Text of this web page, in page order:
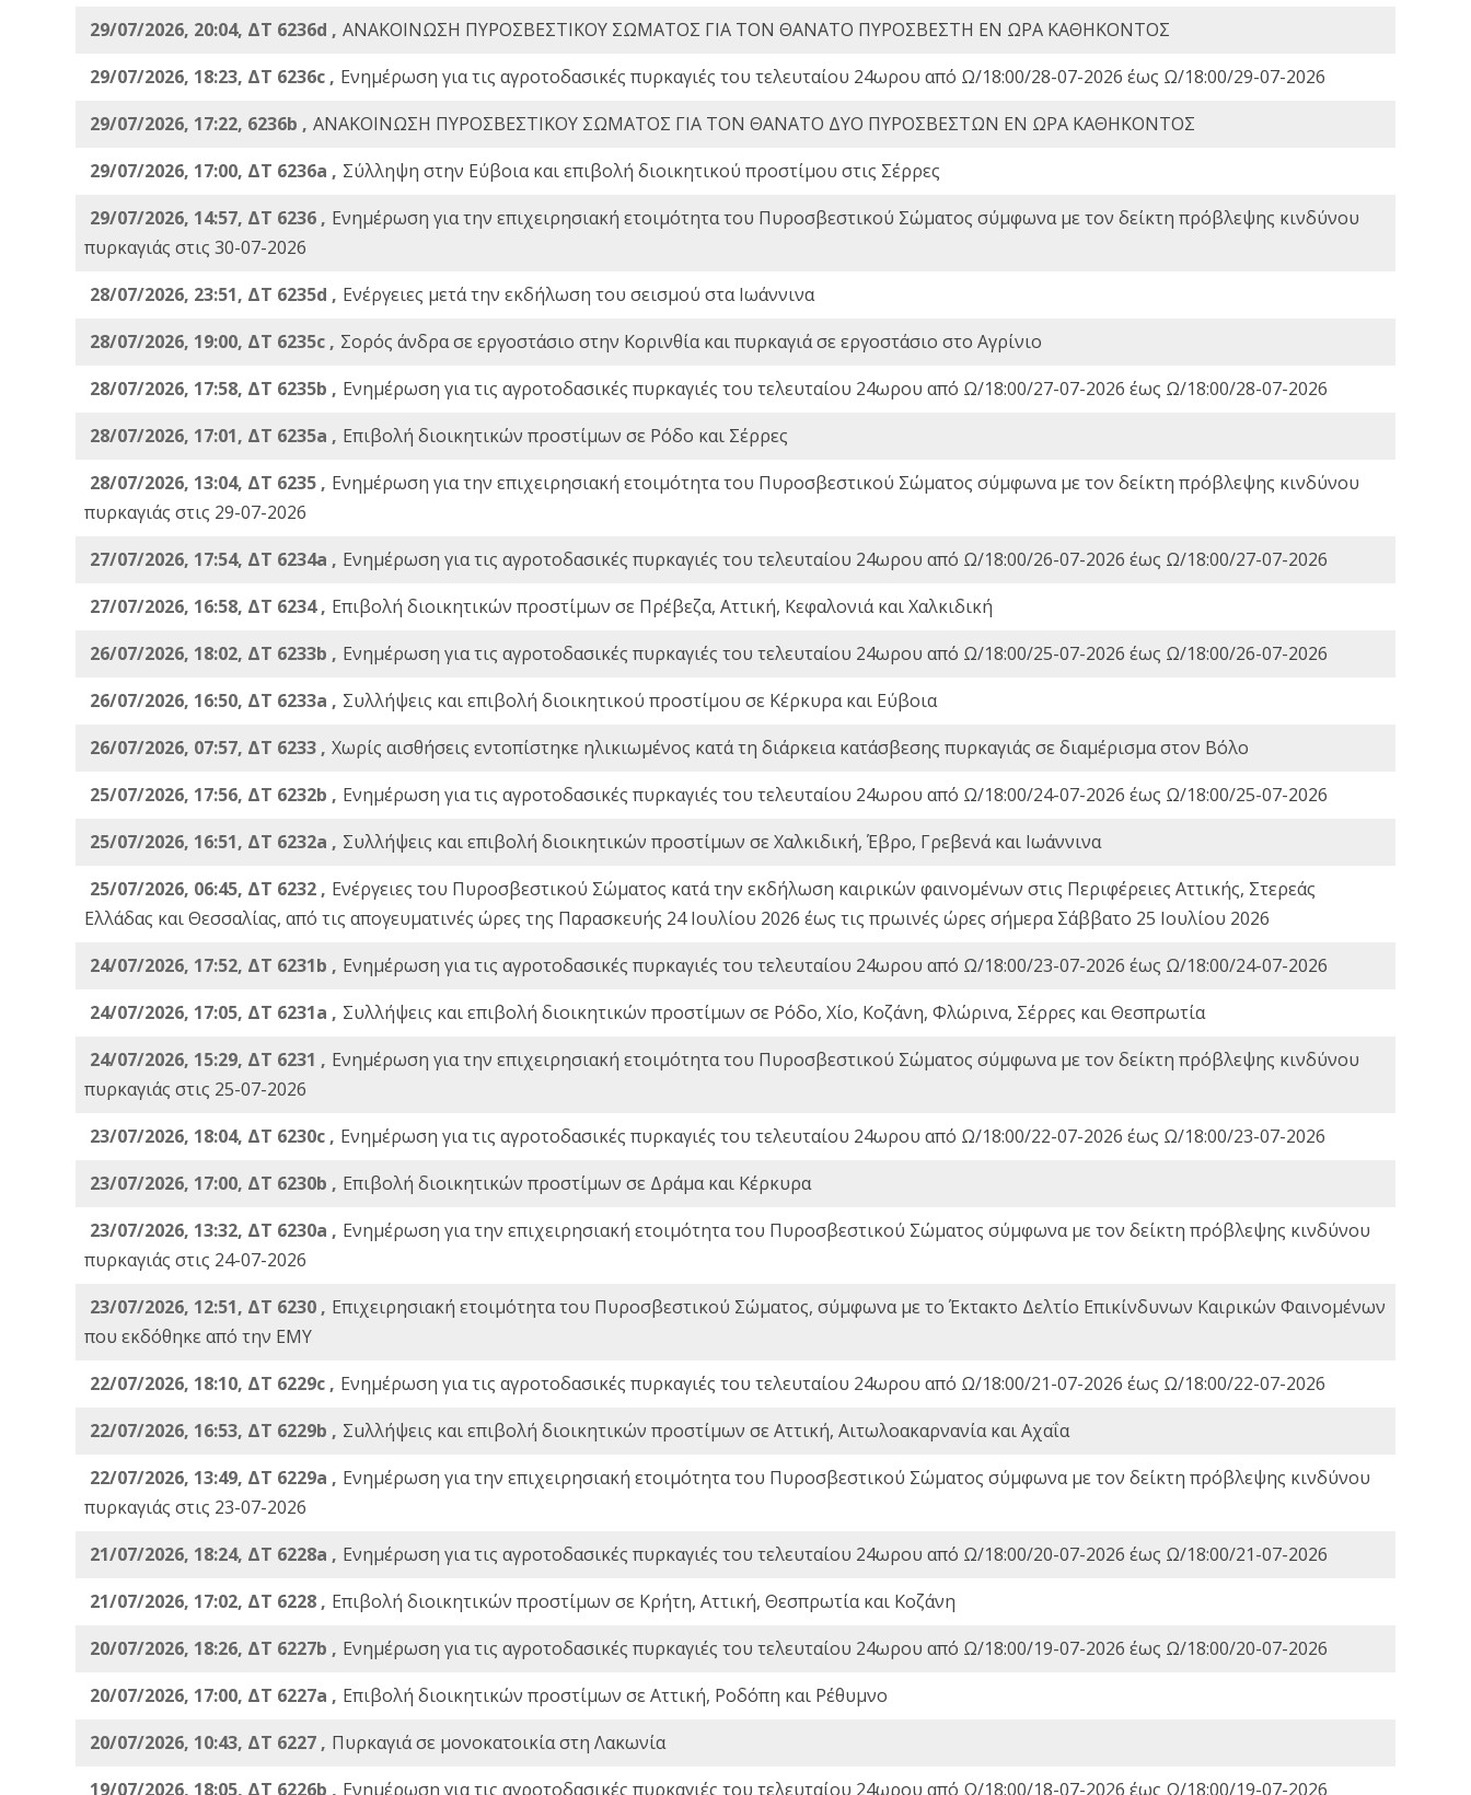
29/07/2026, 20:04, ΔΤ 6236d , ΑΝΑΚΟΙΝΩΣΗ ΠΥΡΟΣΒΕΣΤΙΚΟΥ ΣΩΜΑΤΟΣ ΓΙΑ ΤΟΝ ΘΑΝΑΤΟ ΠΥΡΟΣΒΕΣΤΗ ΕΝ ΩΡΑ ΚΑΘΗΚΟΝΤΟΣ
29/07/2026, 18:23, ΔΤ 6236c , Ενημέρωση για τις αγροτοδασικές πυρκαγιές του τελευταίου 24ωρου από Ω/18:00/28-07-2026 έως Ω/18:00/29-07-2026
29/07/2026, 17:22, 6236b , ΑΝΑΚΟΙΝΩΣΗ ΠΥΡΟΣΒΕΣΤΙΚΟΥ ΣΩΜΑΤΟΣ ΓΙΑ ΤΟΝ ΘΑΝΑΤΟ ΔΥΟ ΠΥΡΟΣΒΕΣΤΩΝ ΕΝ ΩΡΑ ΚΑΘΗΚΟΝΤΟΣ
29/07/2026, 17:00, ΔΤ 6236a , Σύλληψη στην Εύβοια και επιβολή διοικητικού προστίμου στις Σέρρες
29/07/2026, 14:57, ΔΤ 6236 , Ενημέρωση για την επιχειρησιακή ετοιμότητα του Πυροσβεστικού Σώματος σύμφωνα με τον δείκτη πρόβλεψης κινδύνου
πυρκαγιάς στις 30-07-2026
28/07/2026, 23:51, ΔΤ 6235d , Ενέργειες μετά την εκδήλωση του σεισμού στα Ιωάννινα
28/07/2026, 19:00, ΔΤ 6235c , Σορός άνδρα σε εργοστάσιο στην Κορινθία και πυρκαγιά σε εργοστάσιο στο Αγρίνιο
28/07/2026, 17:58, ΔΤ 6235b , Ενημέρωση για τις αγροτοδασικές πυρκαγιές του τελευταίου 24ωρου από Ω/18:00/27-07-2026 έως Ω/18:00/28-07-2026
28/07/2026, 17:01, ΔΤ 6235a , Eπιβολή διοικητικών προστίμων σε Ρόδο και Σέρρες
28/07/2026, 13:04, ΔΤ 6235 , Ενημέρωση για την επιχειρησιακή ετοιμότητα του Πυροσβεστικού Σώματος σύμφωνα με τον δείκτη πρόβλεψης κινδύνου
πυρκαγιάς στις 29-07-2026
27/07/2026, 17:54, ΔΤ 6234a , Ενημέρωση για τις αγροτοδασικές πυρκαγιές του τελευταίου 24ωρου από Ω/18:00/26-07-2026 έως Ω/18:00/27-07-2026
27/07/2026, 16:58, ΔΤ 6234 , Eπιβολή διοικητικών προστίμων σε Πρέβεζα, Αττική, Κεφαλονιά και Χαλκιδική
26/07/2026, 18:02, ΔΤ 6233b , Ενημέρωση για τις αγροτοδασικές πυρκαγιές του τελευταίου 24ωρου από Ω/18:00/25-07-2026 έως Ω/18:00/26-07-2026
26/07/2026, 16:50, ΔΤ 6233a , Συλλήψεις και επιβολή διοικητικού προστίμου σε Κέρκυρα και Εύβοια
26/07/2026, 07:57, ΔΤ 6233 , Χωρίς αισθήσεις εντοπίστηκε ηλικιωμένος κατά τη διάρκεια κατάσβεσης πυρκαγιάς σε διαμέρισμα στον Βόλο
25/07/2026, 17:56, ΔΤ 6232b , Ενημέρωση για τις αγροτοδασικές πυρκαγιές του τελευταίου 24ωρου από Ω/18:00/24-07-2026 έως Ω/18:00/25-07-2026
25/07/2026, 16:51, ΔΤ 6232a , Συλλήψεις και επιβολή διοικητικών προστίμων σε Χαλκιδική, Έβρο, Γρεβενά και Ιωάννινα
25/07/2026, 06:45, ΔΤ 6232 , Ενέργειες του Πυροσβεστικού Σώματος κατά την εκδήλωση καιρικών φαινομένων στις Περιφέρειες Αττικής, Στερεάς
Ελλάδας και Θεσσαλίας, από τις απογευματινές ώρες της Παρασκευής 24 Ιουλίου 2026 έως τις πρωινές ώρες σήμερα Σάββατο 25 Ιουλίου 2026
24/07/2026, 17:52, ΔΤ 6231b , Ενημέρωση για τις αγροτοδασικές πυρκαγιές του τελευταίου 24ωρου από Ω/18:00/23-07-2026 έως Ω/18:00/24-07-2026
24/07/2026, 17:05, ΔΤ 6231a , Συλλήψεις και επιβολή διοικητικών προστίμων σε Ρόδο, Χίο, Κοζάνη, Φλώρινα, Σέρρες και Θεσπρωτία
24/07/2026, 15:29, ΔΤ 6231 , Ενημέρωση για την επιχειρησιακή ετοιμότητα του Πυροσβεστικού Σώματος σύμφωνα με τον δείκτη πρόβλεψης κινδύνου
πυρκαγιάς στις 25-07-2026
23/07/2026, 18:04, ΔΤ 6230c , Ενημέρωση για τις αγροτοδασικές πυρκαγιές του τελευταίου 24ωρου από Ω/18:00/22-07-2026 έως Ω/18:00/23-07-2026
23/07/2026, 17:00, ΔΤ 6230b , Επιβολή διοικητικών προστίμων σε Δράμα και Κέρκυρα
23/07/2026, 13:32, ΔΤ 6230a , Ενημέρωση για την επιχειρησιακή ετοιμότητα του Πυροσβεστικού Σώματος σύμφωνα με τον δείκτη πρόβλεψης κινδύνου
πυρκαγιάς στις 24-07-2026
23/07/2026, 12:51, ΔΤ 6230 , Επιχειρησιακή ετοιμότητα του Πυροσβεστικού Σώματος, σύμφωνα με το Έκτακτο Δελτίο Επικίνδυνων Καιρικών Φαινομένων
που εκδόθηκε από την ΕΜΥ
22/07/2026, 18:10, ΔΤ 6229c , Ενημέρωση για τις αγροτοδασικές πυρκαγιές του τελευταίου 24ωρου από Ω/18:00/21-07-2026 έως Ω/18:00/22-07-2026
22/07/2026, 16:53, ΔΤ 6229b , Σuλλήψεις και επιβολή διοικητικών προστίμων σε Αττική, Αιτωλοακαρνανία και Αχαΐα
22/07/2026, 13:49, ΔΤ 6229a , Ενημέρωση για την επιχειρησιακή ετοιμότητα του Πυροσβεστικού Σώματος σύμφωνα με τον δείκτη πρόβλεψης κινδύνου
πυρκαγιάς στις 23-07-2026
21/07/2026, 18:24, ΔΤ 6228a , Ενημέρωση για τις αγροτοδασικές πυρκαγιές του τελευταίου 24ωρου από Ω/18:00/20-07-2026 έως Ω/18:00/21-07-2026
21/07/2026, 17:02, ΔΤ 6228 , Επιβολή διοικητικών προστίμων σε Κρήτη, Αττική, Θεσπρωτία και Κοζάνη
20/07/2026, 18:26, ΔΤ 6227b , Ενημέρωση για τις αγροτοδασικές πυρκαγιές του τελευταίου 24ωρου από Ω/18:00/19-07-2026 έως Ω/18:00/20-07-2026
20/07/2026, 17:00, ΔΤ 6227a , Επιβολή διοικητικών προστίμων σε Αττική, Ροδόπη και Ρέθυμνο
20/07/2026, 10:43, ΔΤ 6227 , Πυρκαγιά σε μονοκατοικία στη Λακωνία
19/07/2026, 18:05, ΔΤ 6226b , Ενημέρωση για τις αγροτοδασικές πυρκαγιές του τελευταίου 24ωρου από Ω/18:00/18-07-2026 έως Ω/18:00/19-07-2026